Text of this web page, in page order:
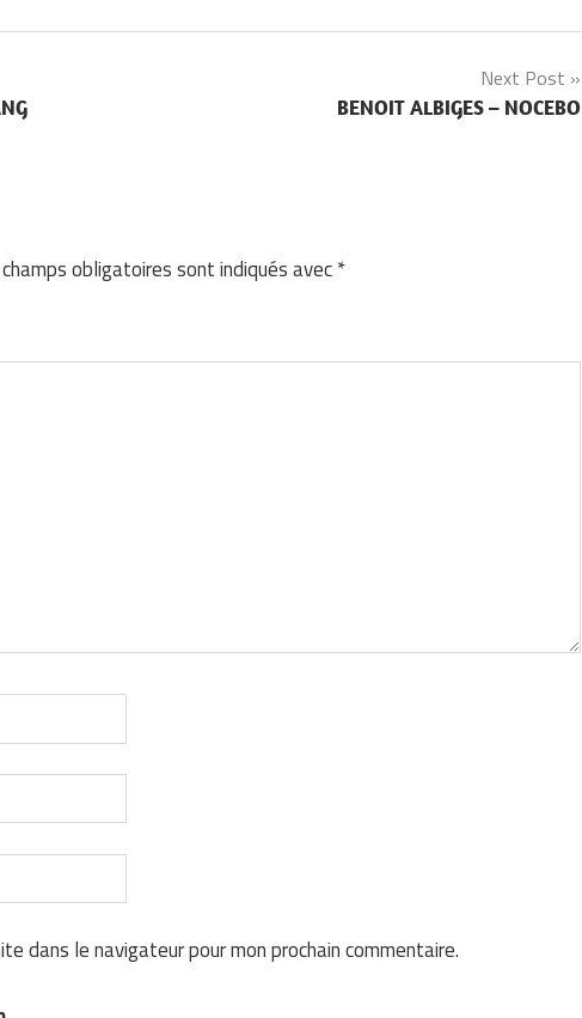
Next Post
BENOIT ALBIGES – NOCEBO
obligatoires sont indiqués avec*
dans le navigateur pour mon prochain commentaire.